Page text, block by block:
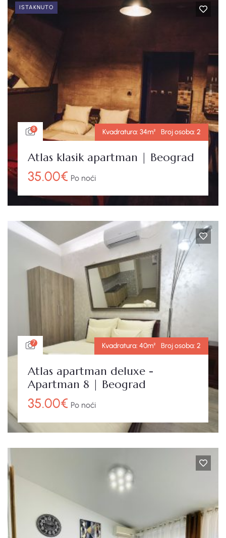
ISTAKNUTO
8 Kvadratura: 34m² Broj osoba: 2
Atlas klasik apartman | Beograd
35.00€ Po noći
7 Kvadratura: 40m² Broj osoba: 2
Atlas apartman deluxe -
Apartman 8 | Beograd
35.00€ Po noći